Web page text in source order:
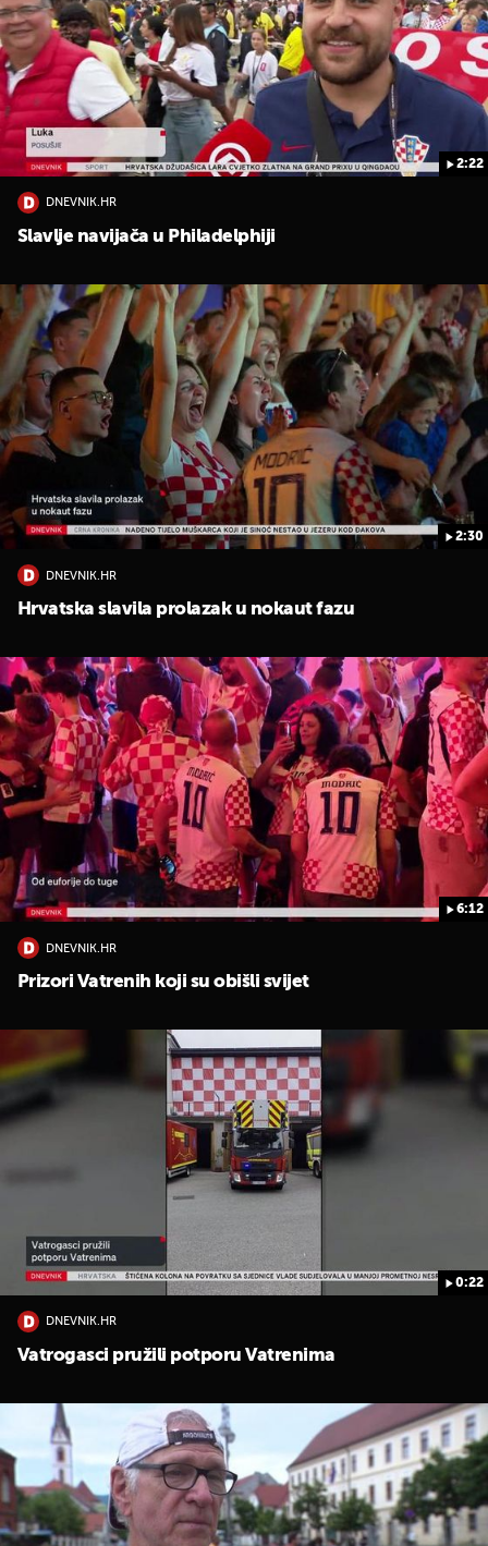
2:22
DNEVNIK.HR
Slavlje navijača u Philadelphiji
2:30
DNEVNIK.HR
Hrvatska slavila prolazak u nokaut fazu
6:12
DNEVNIK.HR
Prizori Vatrenih koji su obišli svijet
0:22
DNEVNIK.HR
Vatrogasci pružili potporu Vatrenima